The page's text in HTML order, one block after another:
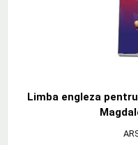
Limba engleza